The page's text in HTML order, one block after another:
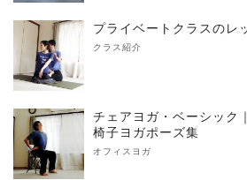
プライベートクラスのレ
クラス紹介
チェアヨガ・ベーシック
椅子ヨガポーズ集
オフィスヨガ